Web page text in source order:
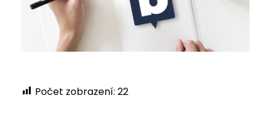
Počet zobrazení: 22